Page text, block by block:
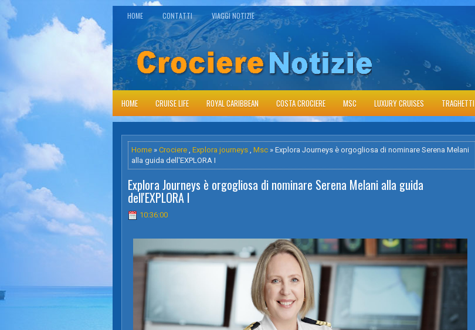
HOME CONTATTI VIAGGI NOTIZIE
HOME CRUISE LIFE ROYAL CARIBBEAN COSTA CROCIERE MSC LUXURY CRUISES TRAGHETTI
Home » Crociere , Explora journeys , Msc » Explora Journeys è orgogliosa di nominare Serena Melani
alla guida dell'EXPLORA I
Explora Journeys è orgogliosa di nominare Serena Melani alla guida
dell'EXPLORA I
10:36:00